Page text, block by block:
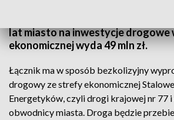
lat miasto na inwestycje drogowe
ekonomicznej wyda 49 mln zł.
Łącznik ma w sposób bezkolizyjny
drogowy ze strefy ekonomicznej
Energetyków, czyli drogi krajowej nr 77
obwodnicy miasta. Droga będzie